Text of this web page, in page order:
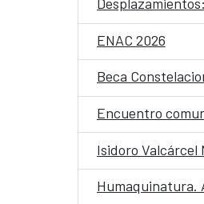
ENAC 2026
Beca
Encuentro
Isidoro
Humaquinatura.